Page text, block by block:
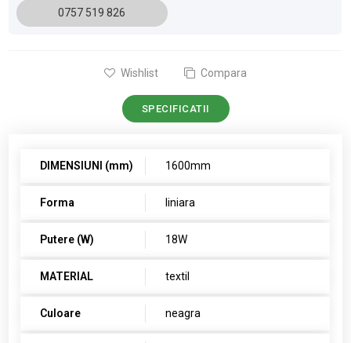
0757 519 826
Wishlist Compara
SPECIFICATII
DIMENSIUNI (mm) 1600mm
Forma liniara
Putere (W) 18W
MATERIAL textil
Culoare neagra